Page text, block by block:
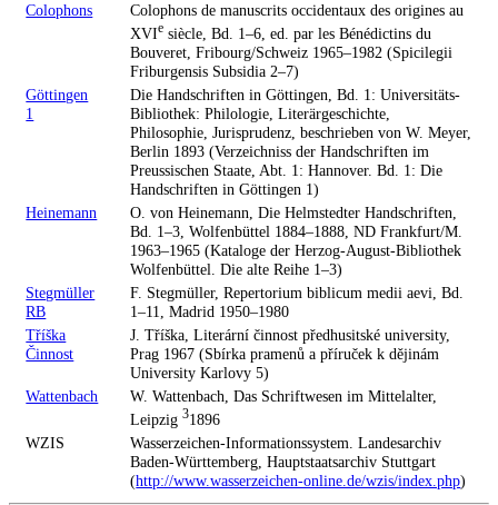
Colophons
Colophons de manuscrits occidentaux des origines au
XVIe siècle, Bd. 1–6, ed. par les Bénédictins du
Bouveret, Fribourg/Schweiz 1965–1982 (Spicilegii
Friburgensis Subsidia 2–7)
Göttingen
1
Die Handschriften in Göttingen, Bd. 1: Universitäts-
Bibliothek: Philologie, Literärgeschichte,
Philosophie, Jurisprudenz, beschrieben von W. Meyer,
Berlin 1893 (Verzeichniss der Handschriften im
Preussischen Staate, Abt. 1: Hannover. Bd. 1: Die
Handschriften in Göttingen 1)
Heinemann
O. von Heinemann, Die Helmstedter Handschriften,
Bd. 1–3, Wolfenbüttel 1884–1888, ND Frankfurt/M.
1963–1965 (Kataloge der Herzog-August-Bibliothek
Wolfenbüttel. Die alte Reihe 1–3)
Stegmüller
RB
F. Stegmüller, Repertorium biblicum medii aevi, Bd.
1–11, Madrid 1950–1980
Tříška
Činnost
J. Tříška, Literární činnost předhusitské university,
Prag 1967 (Sbírka pramenů a příruček k dějinám
University Karlovy 5)
Wattenbach
W. Wattenbach, Das Schriftwesen im Mittelalter,
Leipzig31896
WZIS
Wasserzeichen-Informationssystem. Landesarchiv
Baden-Württemberg, Hauptstaatsarchiv Stuttgart
(http://www.wasserzeichen-online.de/wzis/index.php)